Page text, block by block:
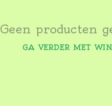
Geen producten
GA VERDER MET